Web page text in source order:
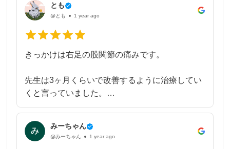
歪みなどを施術していただき
本人もびっくりするぐらいスムーズに口が開か
れるようになりすごいと連発していました。ま
だカクカクはするものの
噛み合わせが良くなって食べやすいと
体の調整もいっしょにしていただき
肩などの可動もめちゃよくなり
明日の試合だったのでありがたかったです！学
生でも痛くなく怖がらない施術で
みてもらえて良かったです！
ありがとうござい...
とも
@とも 1 year ago
きっかけは右足の股関節の痛みです。
先生は3ヶ月くらいで改善するように治療してい
くと言っていました。
痛くないストレッチのような治療です。
近所のスーパーに行くのも困難な痛みでした
が、そちらの痛みは徐々になくなりました。た
みーちゃん
@みーちゃん 1 year ago